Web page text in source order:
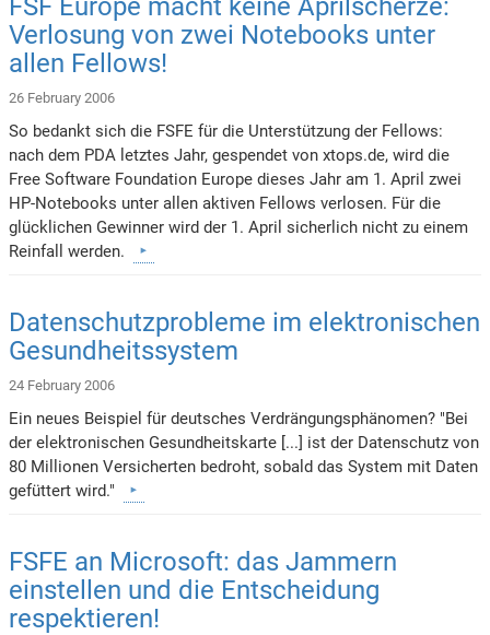
FSF Europe macht keine Aprilscherze:
Verlosung von zwei Notebooks unter
allen Fellows!
26 February 2006
So bedankt sich die FSFE für die Unterstützung der Fellows:
nach dem PDA letztes Jahr, gespendet von xtops.de, wird die
Free Software Foundation Europe dieses Jahr am 1. April zwei
HP-Notebooks unter allen aktiven Fellows verlosen. Für die
glücklichen Gewinner wird der 1. April sicherlich nicht zu einem
Reinfall werden.
Datenschutzprobleme im elektronischen
Gesundheitssystem
24 February 2006
Ein neues Beispiel für deutsches Verdrängungsphänomen? "Bei
der elektronischen Gesundheitskarte [...] ist der Datenschutz von
80 Millionen Versicherten bedroht, sobald das System mit Daten
gefüttert wird."
FSFE an Microsoft: das Jammern
einstellen und die Entscheidung
respektieren!